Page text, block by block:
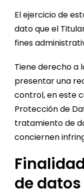
El ejercicio de
dato que el
fines
Tiene derecho a
presentar una
control, en este
Protección de
tratamiento de
conciernen
de